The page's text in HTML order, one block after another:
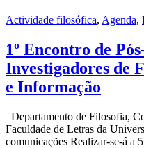
Actividade filosófica, Agenda,
1º Encontro de
Investigadores de
e Informação
Departamento de Filosofia,
Faculdade de Letras da
comunicações Realizar-se-á a